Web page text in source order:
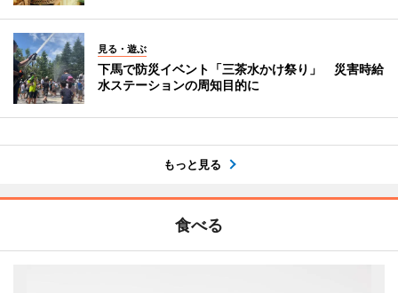
見る・遊ぶ
下馬で防災イベント「三茶水かけ祭り」 災害時給
水ステーションの周知目的に
もっと見る
食べる